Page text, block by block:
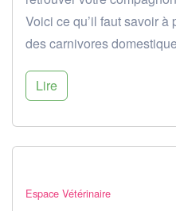
Voici ce qu’il faut savoir à
des carnivores
Lire
Espace Vétérinaire